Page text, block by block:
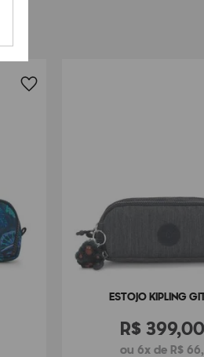
ESTOJO KIPLING
R$ 399,00
ou 6x de R$